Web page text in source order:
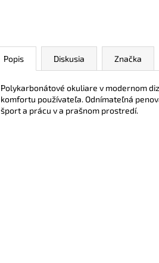
Popis Diskusia Značka
Polykarbonátové okuliare v modernom
komfortu používateľa. Odnímateľná
šport a prácu v a prašnom prostredí.